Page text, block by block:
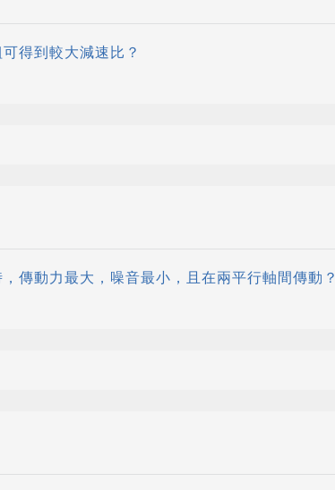
得到較大減速比？
傳動力最大，噪音最小，且在兩平行軸間傳動？